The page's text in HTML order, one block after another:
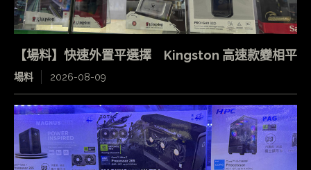
【場料】快速外置平選擇 Kingston 高速款變相平
場料 2026-08-09